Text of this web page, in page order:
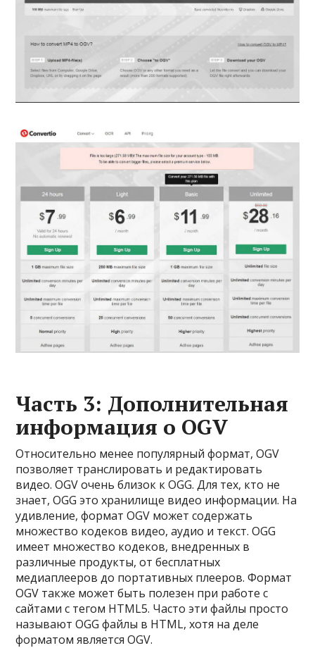
Часть 3: Дополнительная
информация о OGV
Относительно менее популярный формат, OGV
позволяет транслировать и редактировать
видео. OGV очень близок к OGG. Для тех, кто не
знает, OGG это хранилище видео информации. На
удивление, формат OGV может содержать
множество кодеков видео, аудио и текст. OGG
имеет множество кодеков, внедренных в
различные продукты, от бесплатных
медиаплееров до портативных плееров. Формат
OGV также может быть полезен при работе с
сайтами с тегом HTML5. Часто эти файлы просто
называют OGG файлы в HTML, хотя на деле
форматом является OGV.